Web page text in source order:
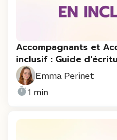
Accompagnants et
inclusif : Guide
Emma Perinet
1 min